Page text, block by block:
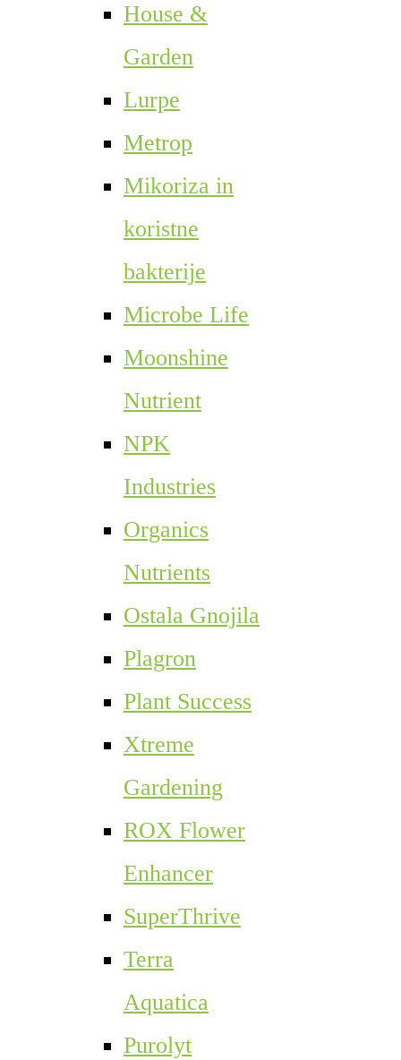
House &
Garden
Lurpe
Metrop
Mikoriza in
koristne
bakterije
Microbe Life
Moonshine
Nutrient
NPK
Industries
Organics
Nutrients
Ostala Gnojila
Plagron
Plant Success
Xtreme
Gardening
ROX Flower
Enhancer
SuperThrive
Terra
Aquatica
Purolyt